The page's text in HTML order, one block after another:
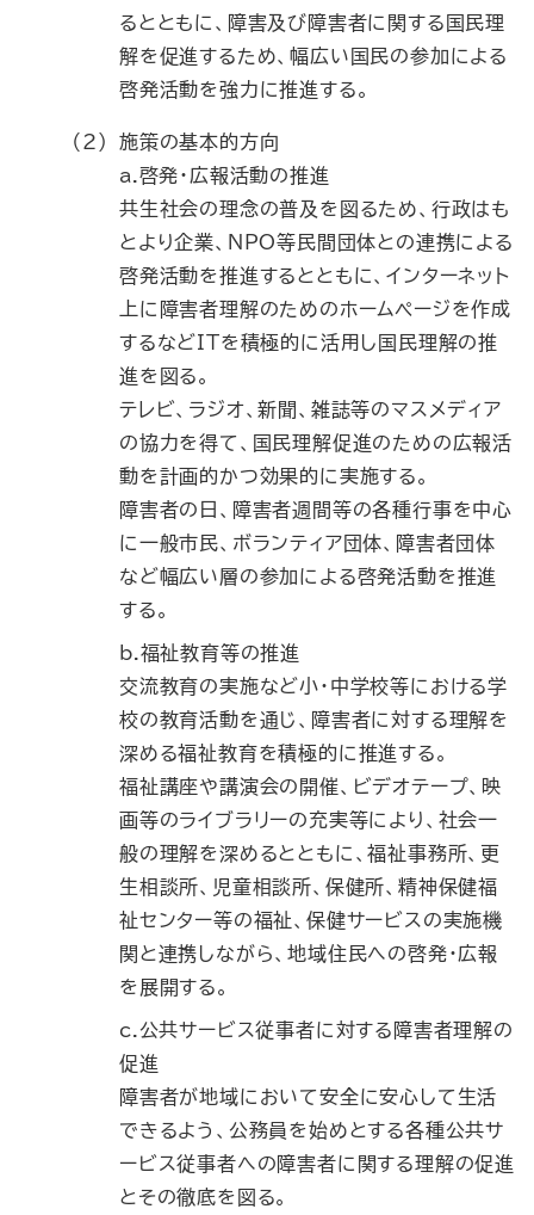
るとともに、障害及び障害者に関する国民理
解を促進するため、幅広い国民の参加による
啓発活動を強力に推進する。
（2）
施策の基本的方向
a.啓発・広報活動の推進
共生社会の理念の普及を図るため、行政はも
とより企業、NPO等民間団体との連携による
啓発活動を推進するとともに、インターネット
上に障害者理解のためのホームページを作成
するなどITを積極的に活用し国民理解の推
進を図る。
テレビ、ラジオ、新聞、雑誌等のマスメディア
の協力を得て、国民理解促進のための広報活
動を計画的かつ効果的に実施する。
障害者の日、障害者週間等の各種行事を中心
に一般市民、ボランティア団体、障害者団体
など幅広い層の参加による啓発活動を推進
する。
b.福祉教育等の推進
交流教育の実施など小・中学校等における学
校の教育活動を通じ、障害者に対する理解を
深める福祉教育を積極的に推進する。
福祉講座や講演会の開催、ビデオテープ、映
画等のライブラリーの充実等により、社会一
般の理解を深めるとともに、福祉事務所、更
生相談所、児童相談所、保健所、精神保健福
祉センター等の福祉、保健サービスの実施機
関と連携しながら、地域住民への啓発・広報
を展開する。
c.公共サービス従事者に対する障害者理解の
促進
障害者が地域において安全に安心して生活
できるよう、公務員を始めとする各種公共サ
ービス従事者への障害者に関する理解の促進
とその徹底を図る。